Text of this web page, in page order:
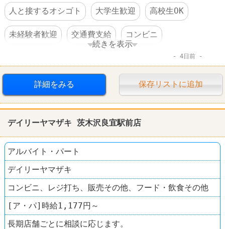
人と接するオシゴト
大学生歓迎 高校生OK
未経験者歓迎 交通費支給 コンビニ
続きを表示
4日前
詳細をみる 保存リストに追加
デイリーヤマザキ 茨木沢良宜駅前店
アルバイト・パート
デイリーヤマザキ
コンビニ、レジ打ち、販売その他、フード・飲食その他
[ア・パ]時給1,177円～
長期店舗ごとに相談に応じます。